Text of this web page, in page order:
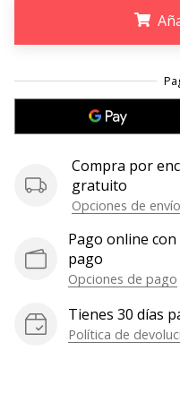
jugón?
queremos
en
Mostrar
todos
los
artículos
Compra por
gratuito
Opciones de envío
Pago online
pago
Opciones de pago
Tienes 30 días
Política de